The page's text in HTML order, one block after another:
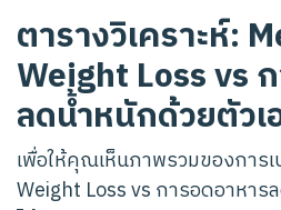
ตารางวิเคราะห์:
Weight Loss vs
ลดน้ำหนักด้วยตัวเ
เพื่อให้คุณเห็นภาพรวมของการ
Weight Loss vs การอดอาหาร